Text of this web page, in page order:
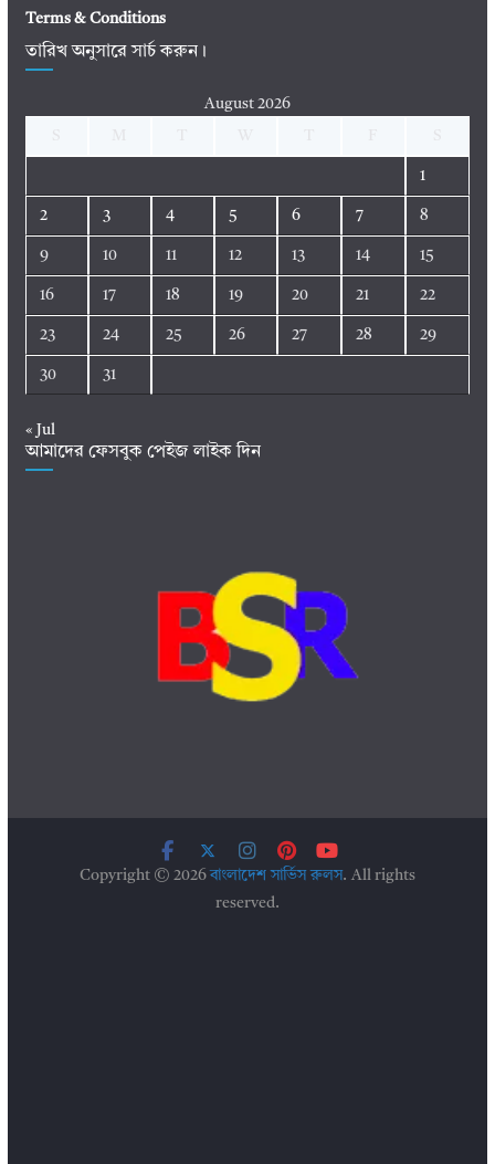
Terms & Conditions
তারিখ অনুসারে সার্চ করুন।
August 2026
1
2 3 4 5 6 7 8
9 10 11 12 13 14 15
16 17 18 19 20 21 22
23 24 25 26 27 28 29
30 31
« Jul
আমাদের ফেসবুক পেইজ লাইক দিন
Copyright © 2026বাংলাদেশ সার্ভিস রুলস. All rights
reserved.